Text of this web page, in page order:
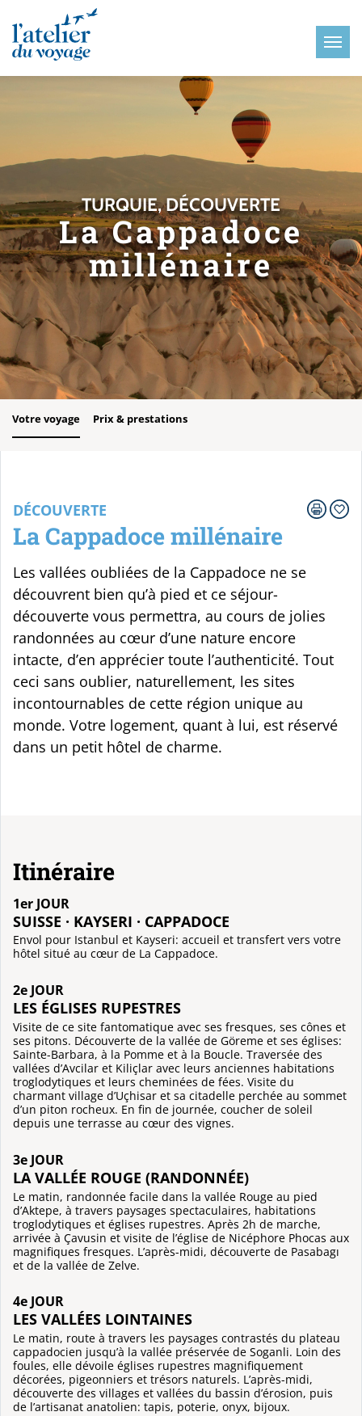
TURQUIE, DÉCOUVERTE
La Cappadoce
millénaire
Votre voyage Prix & prestations
DÉCOUVERTE
La Cappadoce millénaire
Les vallées oubliées de la Cappadoce ne se
découvrent bien qu’à pied et ce séjour-
découverte vous permettra, au cours de jolies
randonnées au cœur d’une nature encore
intacte, d’en apprécier toute l’authenticité. Tout
ceci sans oublier, naturellement, les sites
incontournables de cette région unique au
monde. Votre logement, quant à lui, est réservé
dans un petit hôtel de charme.
Itinéraire
1er JOUR
SUISSE · KAYSERI · CAPPADOCE
Envol pour Istanbul et Kayseri: accueil et transfert vers votre
hôtel situé au cœur de La Cappadoce.
2e JOUR
LES ÉGLISES RUPESTRES
Visite de ce site fantomatique avec ses fresques, ses cônes et
ses pitons. Découverte de la vallée de Göreme et ses églises:
Sainte-Barbara, à la Pomme et à la Boucle. Traversée des
vallées d’Avcilar et Kiliçlar avec leurs anciennes habitations
troglodytiques et leurs cheminées de fées. Visite du
charmant village d’Uçhisar et sa citadelle perchée au sommet
d’un piton rocheux. En fin de journée, coucher de soleil
depuis une terrasse au cœur des vignes.
3e JOUR
LA VALLÉE ROUGE (RANDONNÉE)
Le matin, randonnée facile dans la vallée Rouge au pied
d’Aktepe, à travers paysages spectaculaires, habitations
troglodytiques et églises rupestres. Après 2h de marche,
arrivée à Çavusin et visite de l’église de Nicéphore Phocas aux
magnifiques fresques. L’après-midi, découverte de Pasabagı
et de la vallée de Zelve.
4e JOUR
LES VALLÉES LOINTAINES
Le matin, route à travers les paysages contrastés du plateau
cappadocien jusqu’à la vallée préservée de Soganli. Loin des
foules, elle dévoile églises rupestres magnifiquement
décorées, pigeonniers et trésors naturels. L’après-midi,
découverte des villages et vallées du bassin d’érosion, puis
de l’artisanat anatolien: tapis, poterie, onyx, bijoux.
Panneau de gestion des cookies